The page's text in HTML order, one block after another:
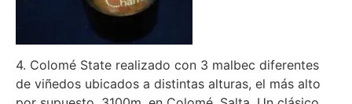
4. Colomé State realizado con 3 malbec diferentes
de viñedos ubicados a distintas alturas, el más alto